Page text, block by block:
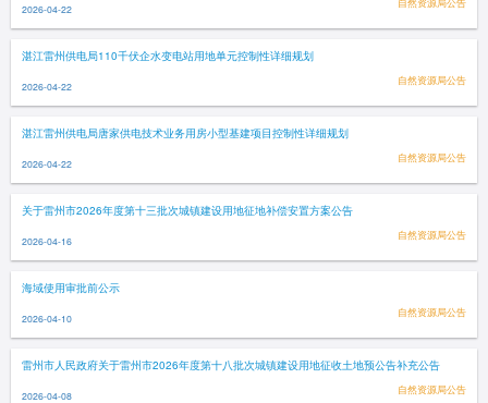
2026-04-22
湛江雷州供电局110千伏企水变电站用地单元控制性详细规划
2026-04-22 自然资源局公告
湛江雷州供电局唐家供电技术业务用房小型基建项目控制性详细规划
2026-04-22 自然资源局公告
关于雷州市2026年度第十三批次城镇建设用地征地补偿安置方案公告
2026-04-16 自然资源局公告
海域使用审批前公示
2026-04-10 自然资源局公告
雷州市人民政府关于雷州市2026年度第十八批次城镇建设用地征收土地预公告补充公告
2026-04-08 自然资源局公告